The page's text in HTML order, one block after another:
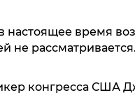
настоящее время
не рассматривается.
конгресса США